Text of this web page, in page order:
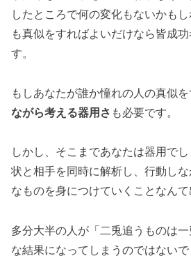
したところで何の変化もないかも
も真似をすればよいだけなら皆成
す。
もしあなたが誰か憧れの人の真似を
ながら考える器用さ も必要です。
しかし、そこまであなたは器用で
状と相手を同時に解析し、行動し
なものを身につけていくことなんて
多分大半の人が「二兎追うものは
な結果になってしまうのではないで